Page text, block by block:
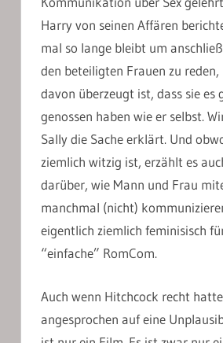
Harry von seinen Affären
mal so lange bleibt um
den beteiligten Frauen zu reden,
davon überzeugt ist, dass sie es
genossen haben wie er selbst.
Sally die Sache erklärt. Und
ziemlich witzig ist, erzählt es
darüber, wie Mann und Frau
manchmal (nicht)
eigentlich ziemlich feminisisch
“einfache” RomCom.
Auch wenn Hitchcock recht
angesprochen auf eine